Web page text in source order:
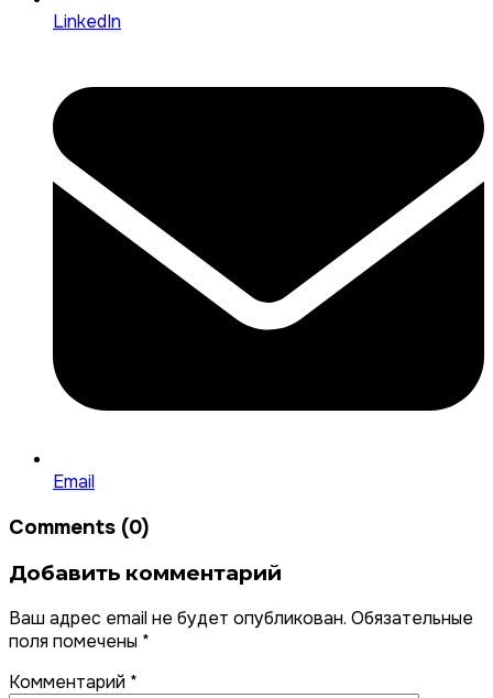
LinkedIn
Email
Comments (0)
Добавить комментарий
Ваш адрес email не будет опубликован. Обязательные
поля помечены *
Комментарий *